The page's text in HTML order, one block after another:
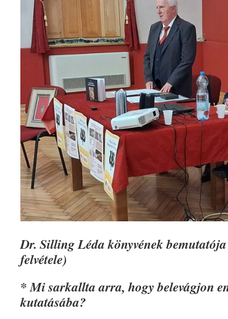
Dr. Silling Léda könyvének
felvétele)
* Mi sarkallta arra, hogy belevágjon
kutatásába?